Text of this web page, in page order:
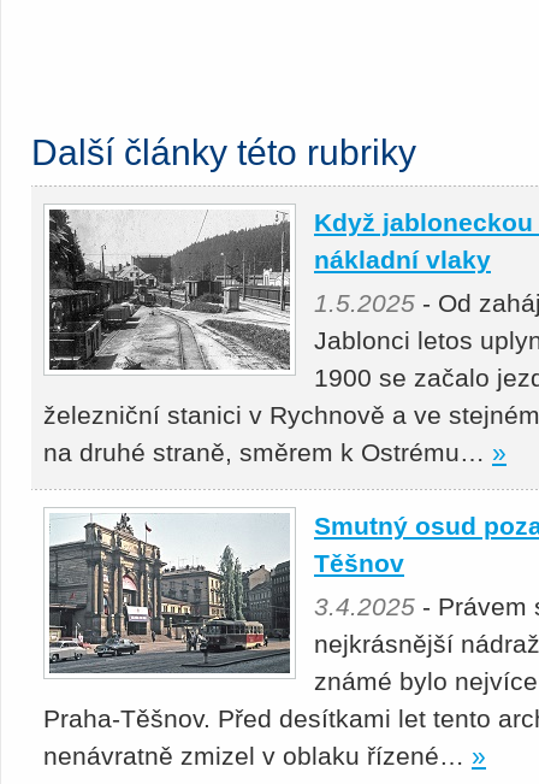
Další články této rubriky
Když
nákladní vlaky
1.5.2025 - Od
Jablonci letos
1900 se začalo
železniční stanici v Rychnově a ve
na druhé straně, směrem k Ostrému… »
Smutný osud
Těšnov
3.4.2025 - Právem
nejkrásnější
známé bylo
Praha-Těšnov. Před desítkami let tento
nenávratně zmizel v oblaku řízené… »